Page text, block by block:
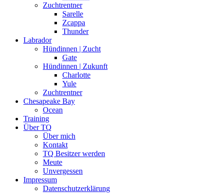
Zuchtrentner
Sarelle
Zcappa
Thunder
Labrador
Hündinnen | Zucht
Gate
Hündinnen | Zukunft
Charlotte
Yule
Zuchtrentner
Chesapeake Bay
Ocean
Training
Über TQ
Über mich
Kontakt
TQ Besitzer werden
Meute
Unvergessen
Impressum
Datenschutzerklärung